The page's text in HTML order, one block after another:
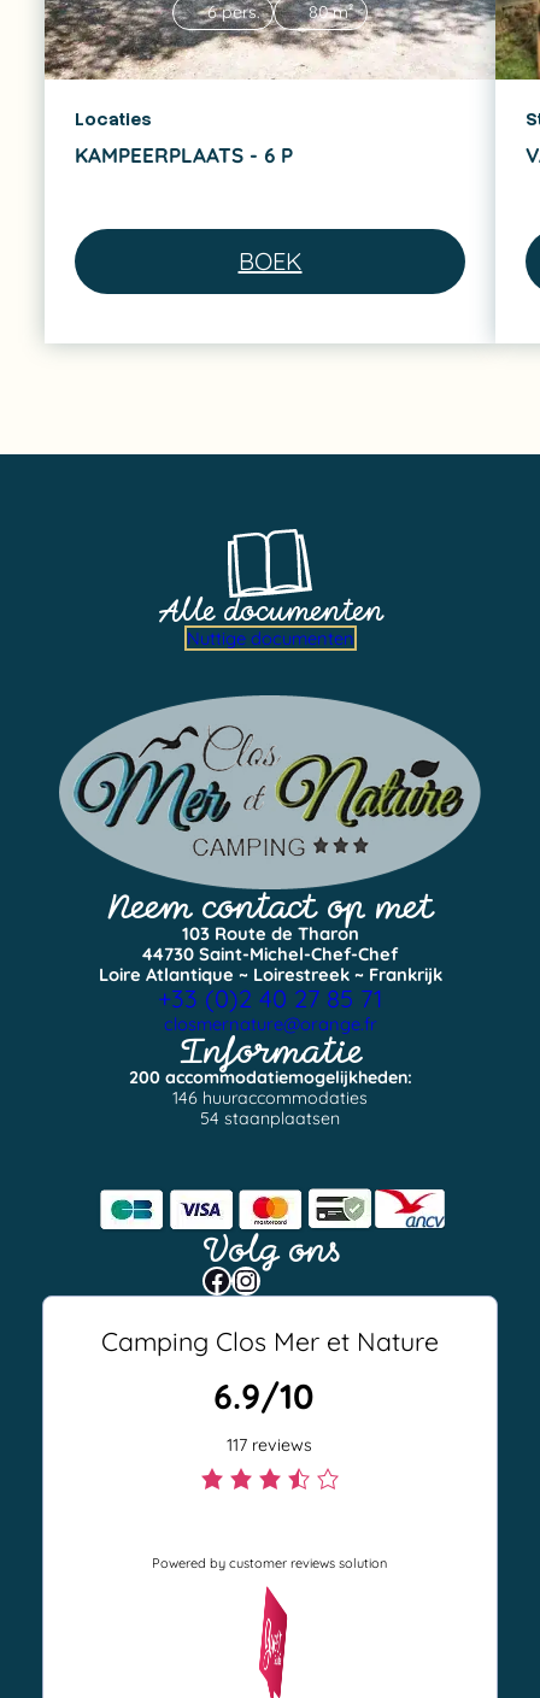
6 pers. 80 m²
Locaties
KAMPEERPLAATS - 6 P
BOEK
Alle documenten
Nuttige documenten
Neem contact op met
103 Route de Tharon
44730 Saint-Michel-Chef-Chef
Loire Atlantique ~ Loirestreek ~ Frankrijk
+33 (0)2 40 27 85 71
closmernature@orange.fr
Informatie
200 accommodatiemogelijkheden:
146 huuraccommodaties
54 staanplaatsen
Volg ons
Facebook Instagram
Camping Clos Mer et Nature
6.9/10
117 reviews
3
5
a
Powered by customer reviews solution